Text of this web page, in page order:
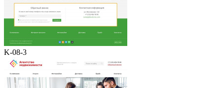
K-08-3